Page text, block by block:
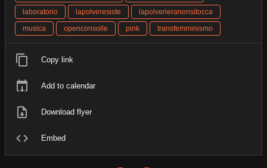
laboratorio
lapolveresiste
lapolverieranonsitocca
musica
openconsolle pink transfemminismo
Copy link
Add to calendar
Download flyer
Embed